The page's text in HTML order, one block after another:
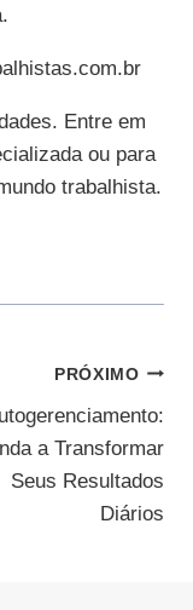
Entre em
ou para
trabalhista.
PRÓXIMO
a Transformar
Seus Resultados
Diários